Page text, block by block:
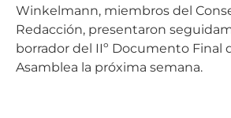
Winkelmann, miembros del
Redacción, presentaron
borrador del IIº Documento Final
Asamblea la próxima semana.